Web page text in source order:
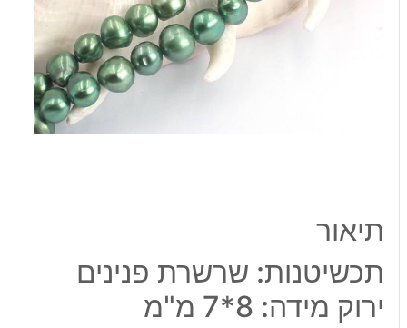
תיאור
תכשיטנות: שרשרת פנינים
ירוק מידה: 8*7 מ"מ